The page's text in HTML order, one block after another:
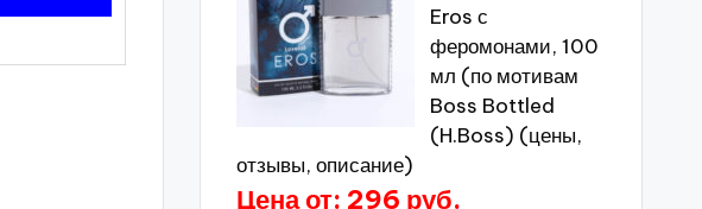
Eros с
феромонами, 100
мл (по мотивам
Boss Bottled
(H.Boss) (цены,
отзывы, описание)
Цена от: 296 руб.